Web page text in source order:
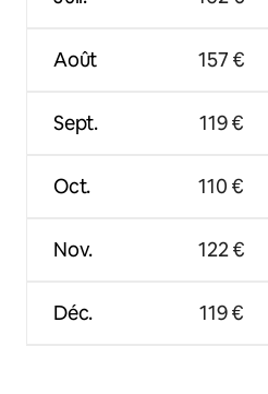
Août
Sept.
Oct.
Nov.
Déc.
157 €
119 €
110 €
122 €
119 €